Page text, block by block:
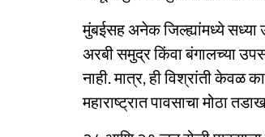
मुंबईसह अनेक जिल्ह्यांमध्ये
अरबी समुद्र किंवा बंगालच्या
नाही. मात्र, ही विश्रांती
महाराष्ट्रात पावसाचा मोठा